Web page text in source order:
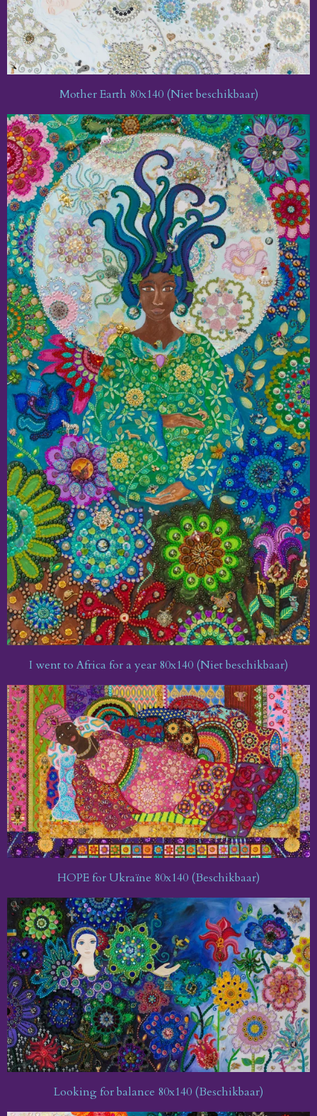
Mother Earth 80x140 (Niet beschikbaar)
I went to Africa for a year 80x140 (Niet beschikbaar)
HOPE for Ukraïne 80x140 (Beschikbaar)
Looking for balance 80x140 (Beschikbaar)